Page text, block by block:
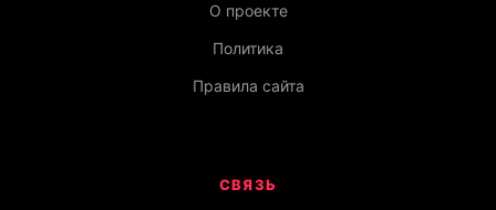
О проекте
Политика
Правила сайта
СВЯЗЬ